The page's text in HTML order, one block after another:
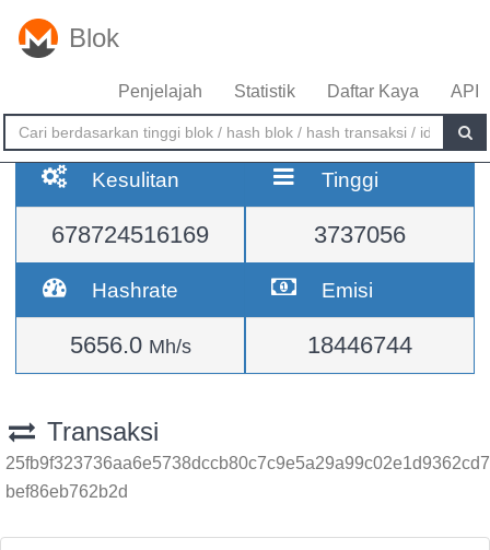
Blok
Penjelajah Statistik Daftar Kaya API
Kesulitan
678724516169
Tinggi
3737056
Hashrate
5656.0 Mh/s
Emisi
18446744
Transaksi
25fb9f323736aa6e5738dccb80c7c9e5a29a99c02e1d9362cd7
bef86eb762b2d